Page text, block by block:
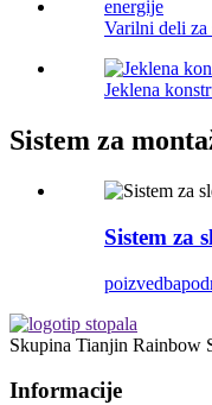
Varilni deli za
Jeklena
Sistem za
Sistem za
poizvedba
Skupina Tianjin Rainbow
Informacije